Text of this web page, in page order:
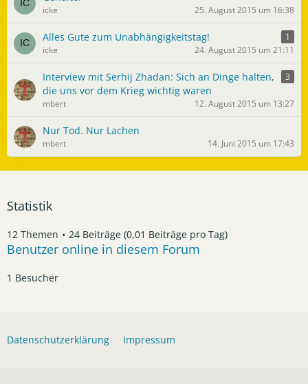
icke 25. August 2015 um 16:38
Alles Gute zum Unabhängigkeitstag!
1
icke
24. August 2015 um 21:11
Interview mit Serhij Zhadan: Sich an Dinge halten,
die uns vor dem Krieg wichtig waren
3
mbert 12. August 2015 um 13:27
Nur Tod. Nur Lachen
mbert 14. Juni 2015 um 17:43
Statistik
12 Themen 24 Beiträge (0,01 Beiträge pro Tag)
Benutzer online in diesem Forum
1 Besucher
Datenschutzerklärung Impressum